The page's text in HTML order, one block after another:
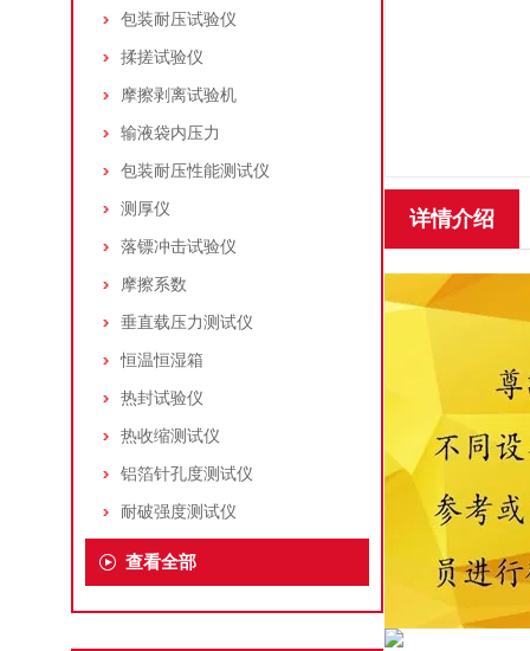
包装耐压试验仪
揉搓试验仪
摩擦剥离试验机
输液袋内压力
包装耐压性能测试仪
测厚仪
落镖冲击试验仪
摩擦系数
垂直载压力测试仪
恒温恒湿箱
热封试验仪
热收缩测试仪
铝箔针孔度测试仪
耐破强度测试仪
查看全部
详情介绍